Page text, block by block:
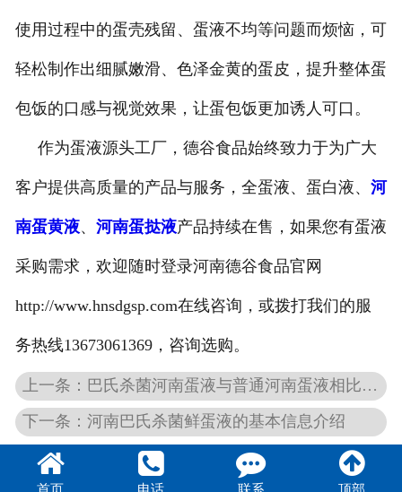
使用过程中的蛋壳残留、蛋液不均等问题而烦恼，可
轻松制作出细腻嫩滑、色泽金黄的蛋皮，提升整体蛋
包饭的口感与视觉效果，让蛋包饭更加诱人可口。
作为蛋液源头工厂，德谷食品始终致力于为广大
客户提供高质量的产品与服务，全蛋液、蛋白液、 河
南蛋黄液、 河南蛋挞液产品持续在售，如果您有蛋液
采购需求，欢迎随时登录河南德谷食品官网
http://www.hnsdgsp.com在线咨询，或拨打我们的服
务热线13673061369，咨询选购。
上一条：巴氏杀菌河南蛋液与普通河南蛋液相比，究竟有哪些优势？
下一条：河南巴氏杀菌鲜蛋液的基本信息介绍